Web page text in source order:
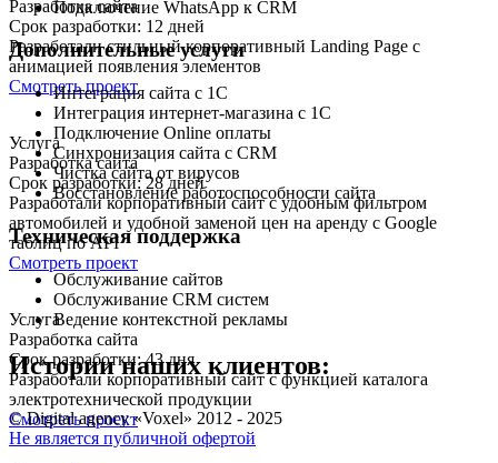
Разработка сайта
Срок разработки: 12 дней
Разработали стильный корпоративный Landing Page с
анимацией появления элементов
Смотреть проект
Услуга
Разработка сайта
Срок разработки: 28 дней
Разработали корпоративный сайт с удобным фильтром
автомобилей и удобной заменой цен на аренду с Google
таблиц по API
Смотреть проект
Услуга
Разработка сайта
Срок разработки: 43 дня
Разработали корпоративный сайт с функцией каталога
электротехнической продукции
Смотреть проект
Подключение WhatsApp к CRM
Дополнительные услуги
Интеграция сайта с 1С
Интеграция интернет-магазина с 1С
Подключение Online оплаты
Синхронизация сайта с CRM
Чистка сайта от вирусов
Восстановление работоспособности сайта
Техническая поддержка
Обслуживание сайтов
Обслуживание CRM систем
Ведение контекстной рекламы
Истории наших клиентов:
© Digital agency «Voxel» 2012 - 2025
Не является публичной офертой